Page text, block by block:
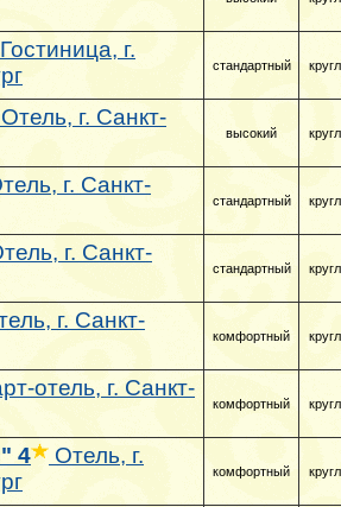
Гостиница, г.
стандартный
Отель, г. Санкт-
высокий
г. Санкт-
стандартный
г. Санкт-
стандартный
г. Санкт-
комфортный
отель, г. Санкт-
комфортный
4
Отель, г.
комфортный